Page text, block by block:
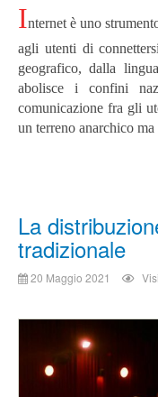
Internet è uno
agli utenti di
geografico, dalla
abolisce i confini
comunicazione fra gli
un terreno anarchico
La
tradizionale
20 Maggio 2021